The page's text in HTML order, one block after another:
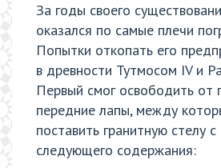
За годы своего
оказался по самые плечи
Попытки откопать его
в древности Тутмосом IV и
Первый смог освободить от
передние лапы, между
поставить гранитную стелу
следующего содержания: